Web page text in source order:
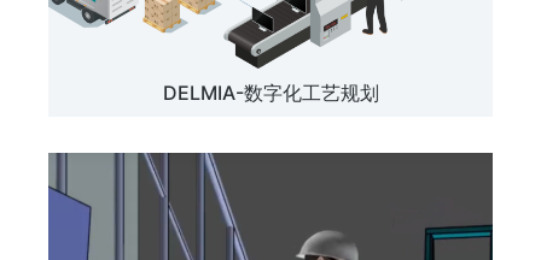
DELMIA-数字化工艺规划